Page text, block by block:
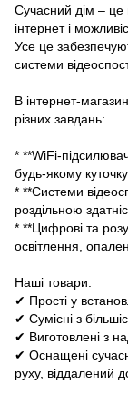
Сучасний дім – це
інтернет і
Усе це
системи
В інтернет-
різних завдань:
* **WiFi-
будь-якому
* **Системи
роздільною
* **Цифрові та
освітлення,
Наші товари:
✔ Прості у
✔ Сумісні з
✔ Виготовлені з
✔ Оснащені
руху, віддалений